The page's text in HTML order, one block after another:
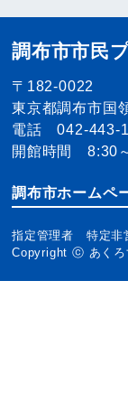
調布市市民
〒182-0022
東京都調布市国
電話 042-443-
開館時間 8:30
調布市ホームペ
指定管理者 特定非
Copyright ⓒ あく